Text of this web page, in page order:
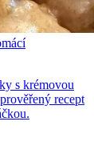
s krémovou
recept